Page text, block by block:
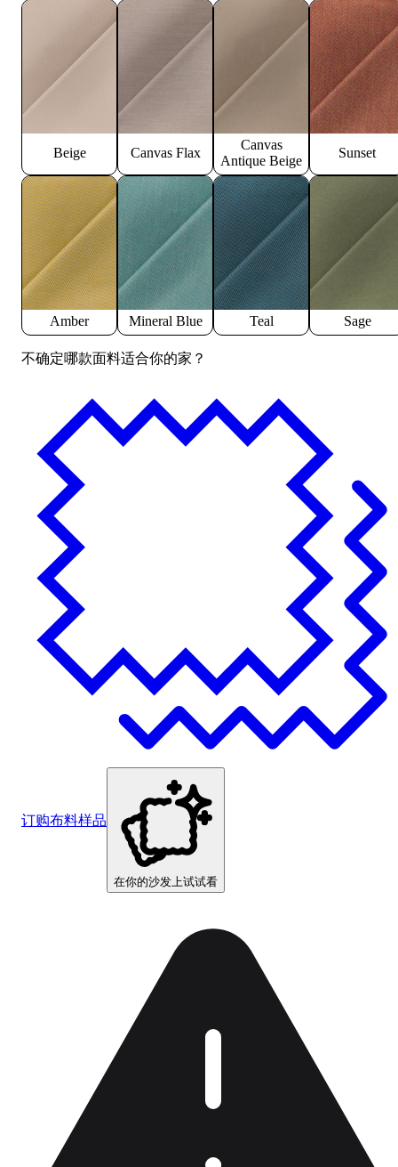
Beige Canvas Flax
Canvas
Antique Beige
Sunset
Amber Mineral Blue Teal Sage
不确定哪款面料适合你的家？
订购布料样品
在你的沙发上试试看